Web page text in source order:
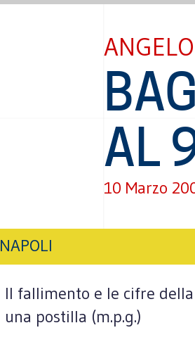
AL
10 Marzo
NAPOLI
Il fallimento e le cifre
una postilla (m.p.g.)